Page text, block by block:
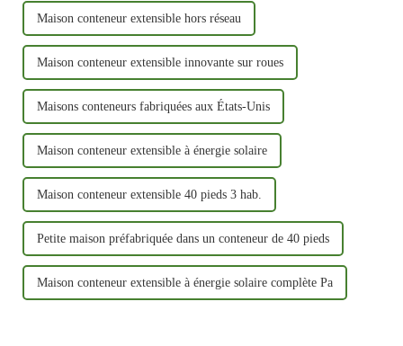
Maison conteneur extensible hors réseau
Maison conteneur extensible innovante sur roues
Maisons conteneurs fabriquées aux États-Unis
Maison conteneur extensible à énergie solaire
Maison conteneur extensible 40 pieds 3 hab.
Petite maison préfabriquée dans un conteneur de 40 pieds
Maison conteneur extensible à énergie solaire complète Pa